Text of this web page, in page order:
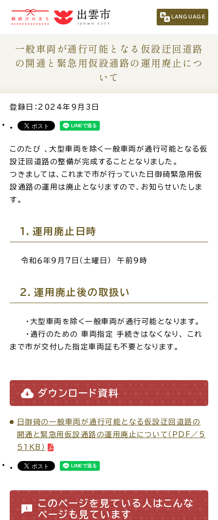
LANGUAGE
市民の方 （くらし・行政・議会）
事業者の方
移住・定住をお考えの方
外国人の方へ
新着情報一覧
妊娠・出産 子育て
引っ越し 就職・転職・退職
高齢者・介護 病気・ケガ
一般車両が通行可能となる仮設迂回道路
の開通と緊急用仮設通路の運用廃止につ
いて
登録日：2024年9月3日
このたび 、大型車両を除く一般車両が通行可能となる仮
設迂回道路の整備が完成することとなりました。
つきましては、これまで市が行っていた日御碕緊急用仮
設通路の運用は廃止となりますので、お知らせいたしま
す。
１．運用廃止日時
令和６年９月７日（土曜日） 午前９時
２．運用廃止後の取扱い
・大型車両を除く一般車両が通行可能となります。
・通行のための 車両指定 手続きはなくなり、 これ
まで市が交付した指定車両証も不要となります。
ダウンロード資料
日御碕の一般車両が通行可能となる仮設迂回道路の
開通と緊急用仮設通路の運用廃止について（PDF／5
51KB）
このページを見ている人はこんな
ページも見ています